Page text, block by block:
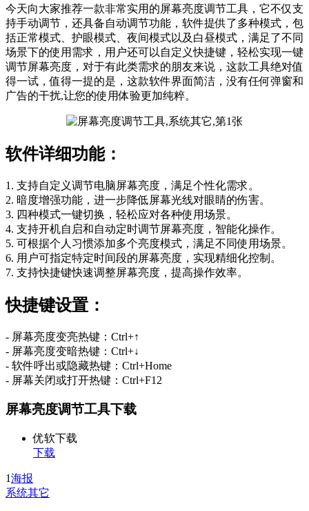
今天向大家推荐一款非常实用的屏幕亮度调节工具，它不仅支
持手动调节，还具备自动调节功能，软件提供了多种模式，包
括正常模式、护眼模式、夜间模式以及白昼模式，满足了不同
场景下的使用需求，用户还可以自定义快捷键，轻松实现一键
调节屏幕亮度，对于有此类需求的朋友来说，这款工具绝对值
得一试，值得一提的是，这款软件界面简洁，没有任何弹窗和
广告的干扰,让您的使用体验更加纯粹。
软件详细功能：
1. 支持自定义调节电脑屏幕亮度，满足个性化需求。
2. 暗度增强功能，进一步降低屏幕光线对眼睛的伤害。
3. 四种模式一键切换，轻松应对各种使用场景。
4. 支持开机自启和自动定时调节屏幕亮度，智能化操作。
5. 可根据个人习惯添加多个亮度模式，满足不同使用场景。
6. 用户可指定特定时间段的屏幕亮度，实现精细化控制。
7. 支持快捷键快速调整屏幕亮度，提高操作效率。
快捷键设置：
- 屏幕亮度变亮热键：Ctrl+↑
- 屏幕亮度变暗热键：Ctrl+↓
- 软件呼出或隐藏热键：Ctrl+Home
- 屏幕关闭或打开热键：Ctrl+F12
屏幕亮度调节工具下载
优软下载
下载
1海报
系统其它